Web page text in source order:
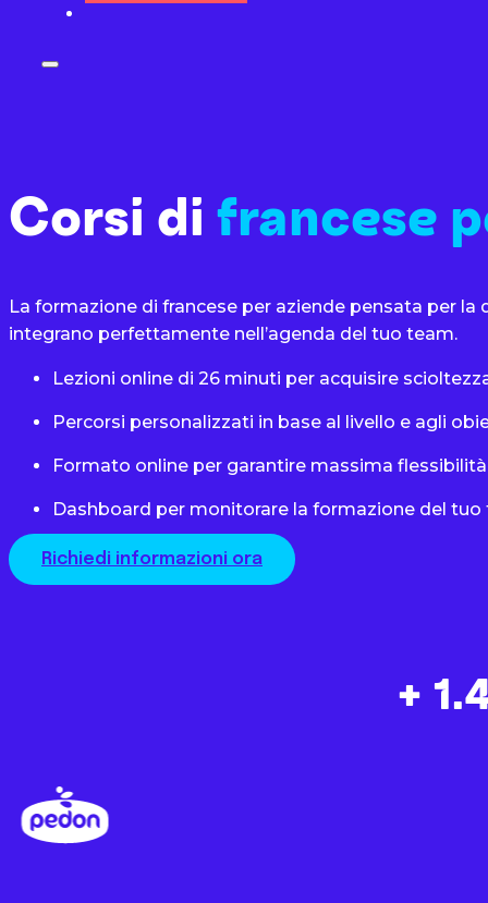
Corsi di francese
La formazione di francese per aziende pensata per
integrano perfettamente nell’agenda del tuo team.
Lezioni online di 26 minuti per acquisire
Percorsi personalizzati in base al livello e agli
Formato online per garantire massima flessibilità
Dashboard per monitorare la formazione del tuo
Richiedi informazioni ora
+